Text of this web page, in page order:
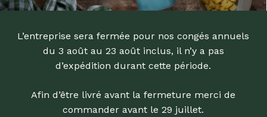
L’entreprise sera fermée pour nos congés annuels
du 3 août au 23 août inclus, il n’y a pas
d’expédition durant cette période.
Afin d’être livré avant la fermeture merci de
commander avant le 29 juillet.